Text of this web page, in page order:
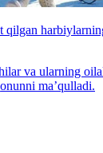
qilgan
va ularning
ma’qulladi.